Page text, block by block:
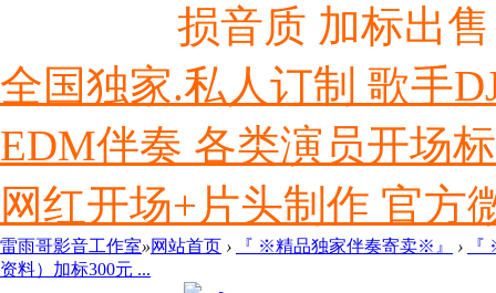
损音质 加标出
全国独家.私人订制 歌手
EDM伴奏 各类演员开场
网红开场+片头制作 官方
雷雨哥影音工作室»网站首页 › 『 ※精品独家伴奏寄卖※』 ›
资料）加标300元 ...